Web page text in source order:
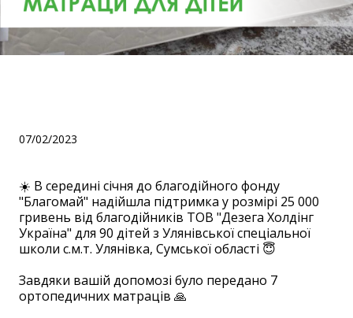
07/02/2023
☀️ В середині січня до благодійного фонду
"Благомай" надійшла підтримка у розмірі 25 000
гривень від благодійників ТОВ "Дезега Холдінг
Україна" для 90 дітей з Улянівської спеціальної
школи с.м.т. Улянівка, Сумської області 😇
Завдяки вашій допомозі було передано 7
ортопедичних матраців 🙏